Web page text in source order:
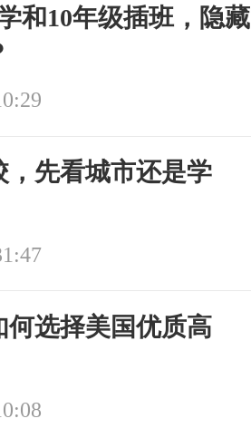
和10年级插班，隐藏
，先看城市还是学
何选择美国优质高